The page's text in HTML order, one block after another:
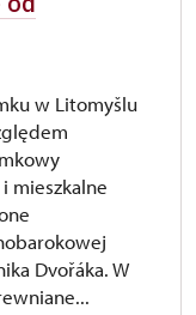
w Litomyšlu
mieszkalne
Dvořáka. W